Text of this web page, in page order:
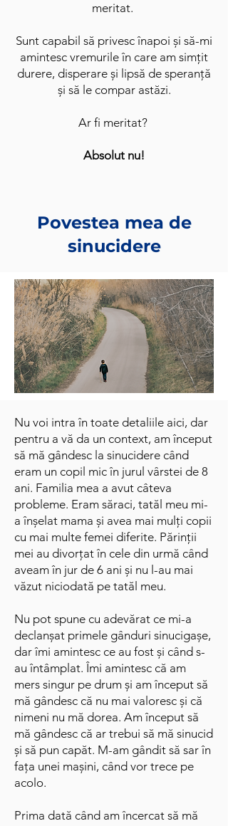
meritat.
Sunt capabil să privesc înapoi și să-mi
amintesc vremurile în care am simțit
durere, disperare și lipsă de speranță
și să le compar astăzi.
Ar fi meritat?
Absolut nu!
Povestea mea de
sinucidere
Nu voi intra în toate detaliile aici, dar
pentru a vă da un context, am început
să mă gândesc la sinucidere când
eram un copil mic în jurul vârstei de 8
ani. Familia mea a avut câteva
probleme. Eram săraci, tatăl meu mi-
a înșelat mama și avea mai mulți copii
cu mai multe femei diferite. Părinții
mei au divorțat în cele din urmă când
aveam în jur de 6 ani și nu l-au mai
văzut niciodată pe tatăl meu.
Nu pot spune cu adevărat ce mi-a
declanșat primele gânduri sinucigașe,
dar îmi amintesc ce au fost și când s-
au întâmplat. Îmi amintesc că am
mers singur pe drum și am început să
mă gândesc că nu mai valoresc și că
nimeni nu mă dorea. Am început să
mă gândesc că ar trebui să mă sinucid
și să pun capăt. M-am gândit să sar în
fața unei mașini, când vor trece pe
acolo.
Prima dată când am încercat să mă